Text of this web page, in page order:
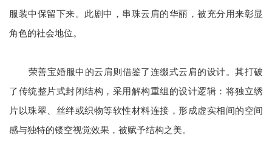
服装中保留下来。此剧中，串珠云肩的华丽，被充分用来彰显
角色的社会地位。
荣善宝婚服中的云肩则借鉴了连缀式云肩的设计。其打破
了传统整片式封闭结构，采用解构重组的设计逻辑：将独立绣
片以珠翠、丝绊或织物等软性材料连接，形成虚实相间的空间
感与独特的镂空视觉效果，被赋予结构之美。